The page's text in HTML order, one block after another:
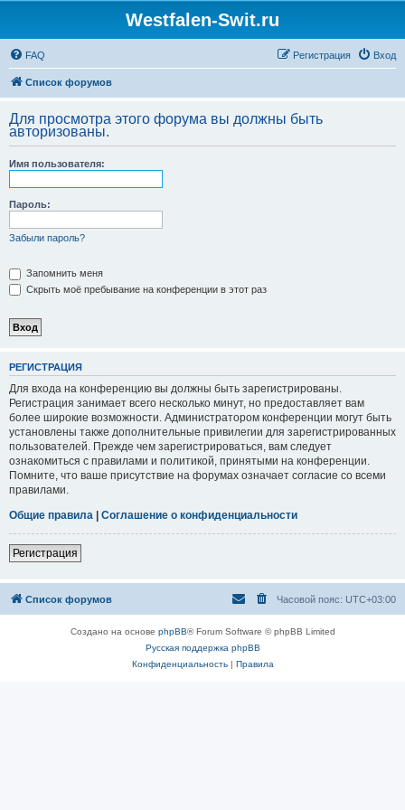
Westfalen-Swit.ru
FAQ Вход
Регистрация
Список форумов
Для просмотра этого форума вы должны быть
авторизованы.
Имя пользователя:
Пароль:
Забыли пароль?
Запомнить меня
Скрыть моё пребывание на конференции в этот раз
РЕГИСТРАЦИЯ
Для входа на конференцию вы должны быть зарегистрированы.
Регистрация занимает всего несколько минут, но предоставляет вам
более широкие возможности. Администратором конференции могут быть
установлены также дополнительные привилегии для зарегистрированных
пользователей. Прежде чем зарегистрироваться, вам следует
ознакомиться с правилами и политикой, принятыми на конференции.
Помните, что ваше присутствие на форумах означает согласие со всеми
правилами.
Общие правила | Соглашение о конфиденциальности
Регистрация
Список форумов Часовой пояс: UTC+03:00
Создано на основе phpBB® Forum Software © phpBB Limited
Русская поддержка phpBB
Конфиденциальность| Правила